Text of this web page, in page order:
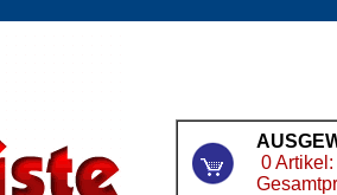
0 Artikel: